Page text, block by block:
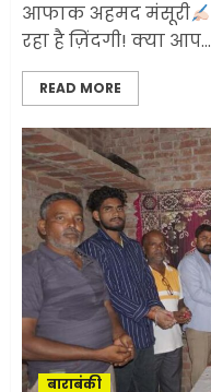
आफाक अहमद मंसूरी
रहा है ज़िंदगी! क्या आप...
READ MORE
बाराबंकी